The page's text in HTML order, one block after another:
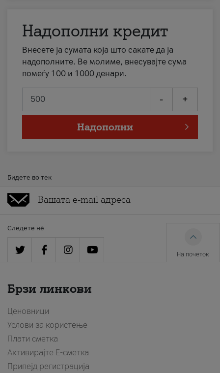
Надополни кредит
Внесете ја сумата која што сакате да ја
надополните. Ве молиме, внесувајте сума
помеѓу 100 и 1000 денари.
- +
Надополни
Бидете во тек
Следете нè
На почеток
Брзи линкови
Ценовници
Услови за користење
Плати сметка
Активирајте Е-сметка
Припејд регистрација